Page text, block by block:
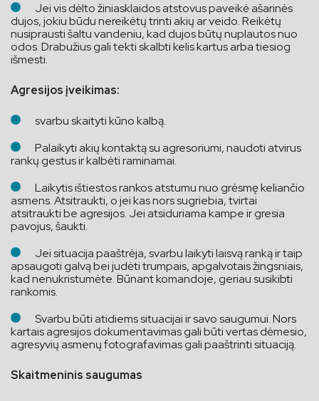
Jei vis dėlto žiniasklaidos atstovus paveikė ašarinės
dujos, jokiu būdu nereikėtų trinti akių ar veido. Reikėtų
nusiprausti šaltu vandeniu, kad dujos būtų nuplautos nuo
odos. Drabužius gali tekti skalbti kelis kartus arba tiesiog
išmesti.
Agresijos įveikimas:
svarbu skaityti kūno kalbą.
Palaikyti akių kontaktą su agresoriumi, naudoti atvirus
rankų gestus ir kalbėti raminamai.
Laikytis ištiestos rankos atstumu nuo grėsmę keliančio
asmens. Atsitraukti, o jei kas nors sugriebia, tvirtai
atsitraukti be agresijos. Jei atsiduriama kampe ir gresia
pavojus, šaukti.
Jei situacija paaštrėja, svarbu laikyti laisvą ranką ir taip
apsaugoti galvą bei judėti trumpais, apgalvotais žingsniais,
kad nenukristumėte. Būnant komandoje, geriau susikibti
rankomis.
Svarbu būti atidiems situacijai ir savo saugumui. Nors
kartais agresijos dokumentavimas gali būti vertas dėmesio,
agresyvių asmenų fotografavimas gali paaštrinti situaciją.
Skaitmeninis saugumas